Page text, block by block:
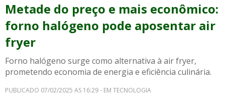
Metade do preço e mais econômico:
forno halógeno pode aposentar air
fryer
Forno halógeno surge como alternativa à air fryer,
prometendo economia de energia e eficiência culinária.
PUBLICADO 07/02/2025 AS 16:29 - EM TECNOLOGIA